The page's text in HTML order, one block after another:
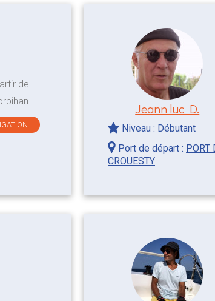
de
Jeann luc D.
Niveau : Débutant
Port de départ : PORT
CROUESTY